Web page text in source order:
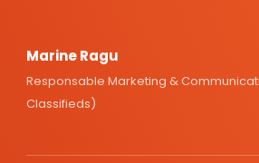
Marine Ragu
Responsable Marketing &
Classifieds)